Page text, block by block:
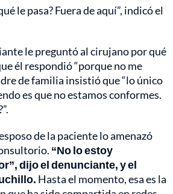
le pasa? Fuera de aquí”, indicó el
le preguntó al cirujano por qué
él respondió “porque no me
de familia insistió que “lo único
es que no estamos conformes.
de la paciente lo amenazó
“No lo estoy
dijo el denunciante, y el
Hasta el momento, esa es la